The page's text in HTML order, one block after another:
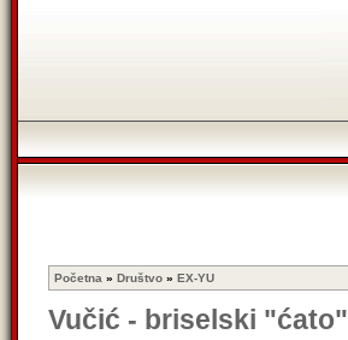
Početna » Društvo » EX-YU
Vučić - briselski "ćato"